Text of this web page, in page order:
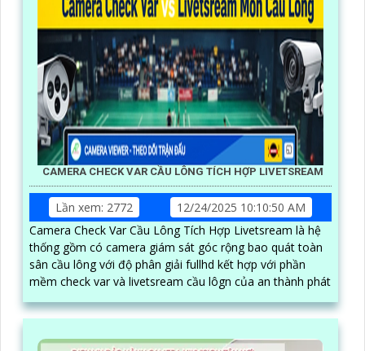
CAMERA CHECK VAR CẦU LÔNG TÍCH HỢP LIVETSREAM
Lần xem: 2772
12/24/2025 10:10:50 AM
Camera Check Var Cầu Lông Tích Hợp Livetsream là hệ
thống gồm có camera giám sát góc rộng bao quát toàn
sân cầu lông với độ phân giải fullhd kết hợp với phần
mềm check var và livetsream cầu lôgn của an thành phát